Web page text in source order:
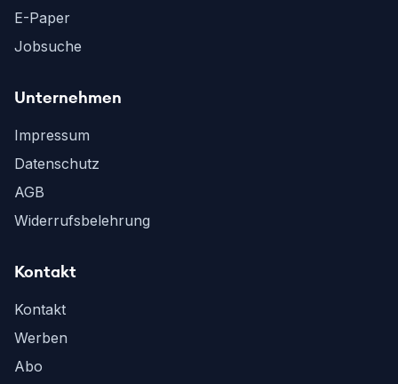
E-Paper
Jobsuche
Unternehmen
Impressum
Datenschutz
AGB
Widerrufsbelehrung
Kontakt
Kontakt
Werben
Abo